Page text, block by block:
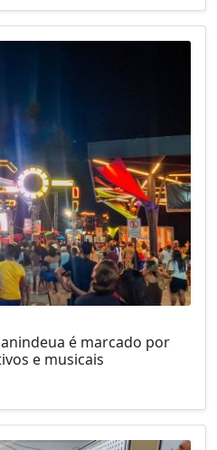
é marcado por
e musicais